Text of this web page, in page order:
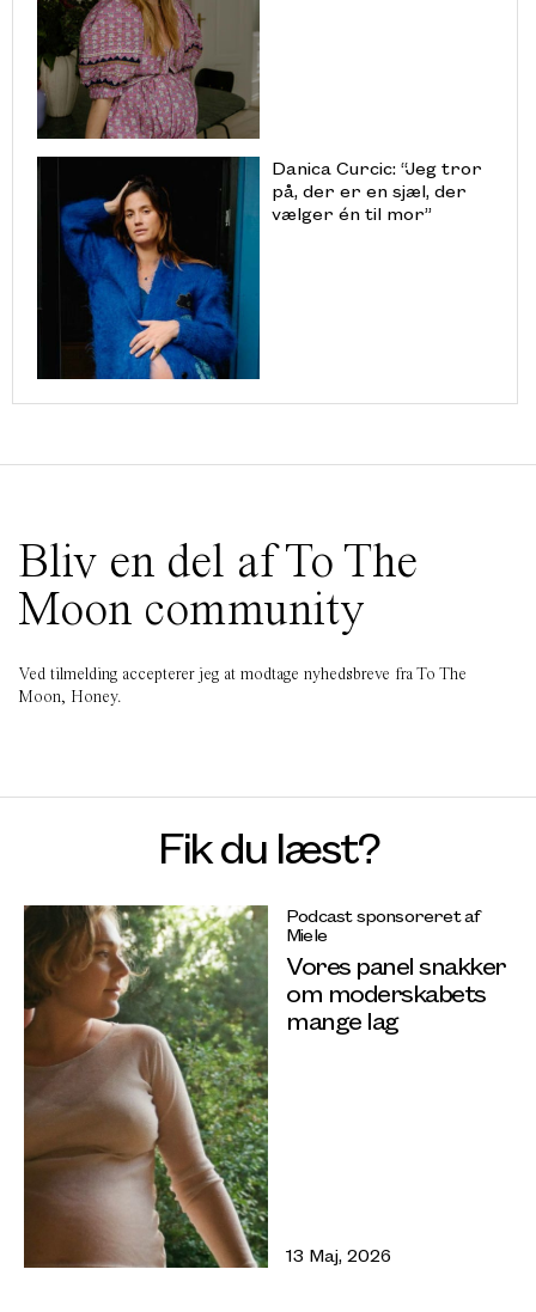
Danica Curcic: “Jeg tror
på, der er en sjæl, der
vælger én til mor”
Bliv en del af To The
Moon community
Ved tilmelding accepterer jeg at modtage nyhedsbreve fra To The
Moon, Honey.
Fik du læst?
Podcast sponsoreret af
Miele
Vores panel snakker
om moderskabets
mange lag
13 Maj, 2026